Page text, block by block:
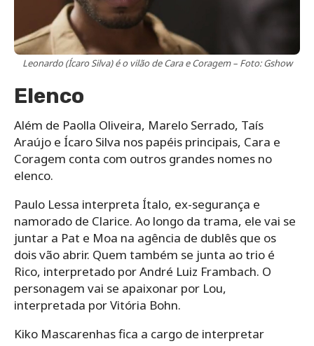
Leonardo (Ícaro Silva) é o vilão de Cara e Coragem – Foto: Gshow
Elenco
Além de Paolla Oliveira, Marelo Serrado, Taís
Araújo e Ícaro Silva nos papéis principais, Cara e
Coragem conta com outros grandes nomes no
elenco.
Paulo Lessa interpreta Ítalo, ex-segurança e
namorado de Clarice. Ao longo da trama, ele vai se
juntar a Pat e Moa na agência de dublês que os
dois vão abrir. Quem também se junta ao trio é
Rico, interpretado por André Luiz Frambach. O
personagem vai se apaixonar por Lou,
interpretada por Vitória Bohn.
Kiko Mascarenhas fica a cargo de interpretar